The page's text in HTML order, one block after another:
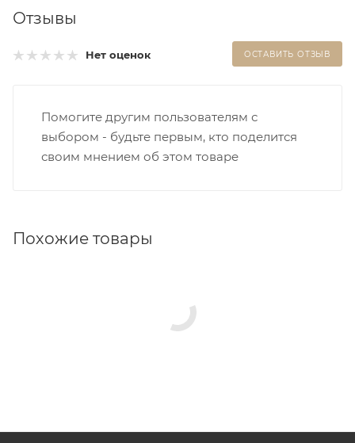
Отзывы
Нет оценок ОСТАВИТЬ ОТЗЫВ
Помогите другим пользователям с
выбором - будьте первым, кто поделится
своим мнением об этом товаре
Похожие товары